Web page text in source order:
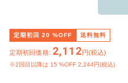
定期初回 20 %OFF 送料無料
定期初回価格: 2,112円(税込)
※2回目以降は 15 %OFF 2,244円(税込)